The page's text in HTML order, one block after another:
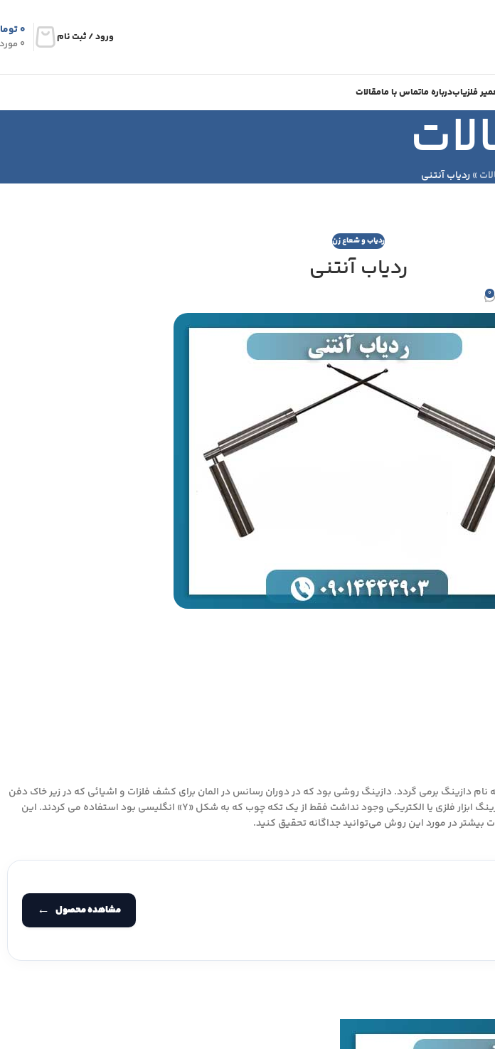
ورود / ثبت نام
0 مورد
۰
فلزیابدرباره ماتماس با مامقالات
»ردیاب آنتنی
ردیاب و شعاع زن
ردیاب آنتنی
0
نام دازینگ برمی گردد. دازینگ روشی بود که در دوران رسانس در المان برای کشف فلزات و اشیائی که در زیر خاک دفن
شده بودند مورد استفاده قرار می گرفت. در روش دازینگ ابزار فلزی یا الکتریکی وجود نداشت فقط از یک تکه چوب که به شکل «Y» انگلیسی بود استفاده می کردند. این
در مورد این روش می‌توانید جداگانه تحقیق کنید.
مشاهده محصول